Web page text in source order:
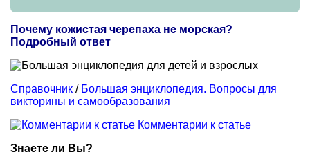
Почему кожистая черепаха не морская?
Подробный ответ
Справочник / Большая энциклопедия. Вопросы для
викторины и самообразования
Комментарии к статье
Знаете ли Вы?